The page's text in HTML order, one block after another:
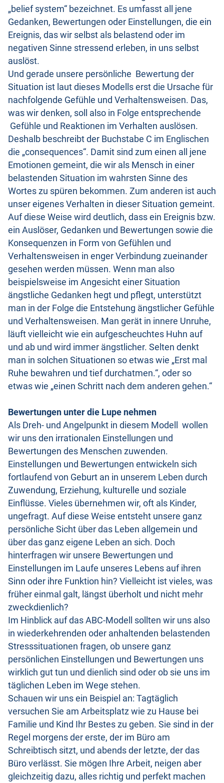
„belief system“ bezeichnet. Es umfasst all jene
Gedanken, Bewertungen oder Einstellungen, die ein
Ereignis, das wir selbst als belastend oder im
negativen Sinne stressend erleben, in uns selbst
auslöst.
Und gerade unsere persönliche Bewertung der
Situation ist laut dieses Modells erst die Ursache für
nachfolgende Gefühle und Verhaltensweisen. Das,
was wir denken, soll also in Folge entsprechende
Gefühle und Reaktionen im Verhalten auslösen.
Deshalb beschreibt der Buchstabe C im Englischen
die „consequences“. Damit sind zum einen all jene
Emotionen gemeint, die wir als Mensch in einer
belastenden Situation im wahrsten Sinne des
Wortes zu spüren bekommen. Zum anderen ist auch
unser eigenes Verhalten in dieser Situation gemeint.
Auf diese Weise wird deutlich, dass ein Ereignis bzw.
ein Auslöser, Gedanken und Bewertungen sowie die
Konsequenzen in Form von Gefühlen und
Verhaltensweisen in enger Verbindung zueinander
gesehen werden müssen. Wenn man also
beispielsweise im Angesicht einer Situation
ängstliche Gedanken hegt und pflegt, unterstützt
man in der Folge die Entstehung ängstlicher Gefühle
und Verhaltensweisen. Man gerät in innere Unruhe,
läuft vielleicht wie ein aufgescheuchtes Huhn auf
und ab und wird immer ängstlicher. Selten denkt
man in solchen Situationen so etwas wie „Erst mal
Ruhe bewahren und tief durchatmen.“, oder so
etwas wie „einen Schritt nach dem anderen gehen.“
Bewertungen unter die Lupe nehmen
Als Dreh- und Angelpunkt in diesem Modell wollen
wir uns den irrationalen Einstellungen und
Bewertungen des Menschen zuwenden.
Einstellungen und Bewertungen entwickeln sich
fortlaufend von Geburt an in unserem Leben durch
Zuwendung, Erziehung, kulturelle und soziale
Einflüsse. Vieles übernehmen wir, oft als Kinder,
ungefragt. Auf diese Weise entsteht unsere ganz
persönliche Sicht über das Leben allgemein und
über das ganz eigene Leben an sich. Doch
hinterfragen wir unsere Bewertungen und
Einstellungen im Laufe unseres Lebens auf ihren
Sinn oder ihre Funktion hin? Vielleicht ist vieles, was
früher einmal galt, längst überholt und nicht mehr
zweckdienlich?
Im Hinblick auf das ABC-Modell sollten wir uns also
in wiederkehrenden oder anhaltenden belastenden
Stresssituationen fragen, ob unsere ganz
persönlichen Einstellungen und Bewertungen uns
wirklich gut tun und dienlich sind oder ob sie uns im
täglichen Leben im Wege stehen.
Schauen wir uns ein Beispiel an: Tagtäglich
versuchen Sie am Arbeitsplatz wie zu Hause bei
Familie und Kind Ihr Bestes zu geben. Sie sind in der
Regel morgens der erste, der im Büro am
Schreibtisch sitzt, und abends der letzte, der das
Büro verlässt. Sie mögen Ihre Arbeit, neigen aber
gleichzeitig dazu, alles richtig und perfekt machen